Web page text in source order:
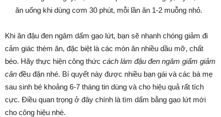
ăn uống khi dùng cơm 30 phút, mỗi lần ăn 1-2 muỗng nhỏ.
Khi ăn đậu đen ngâm dấm gạo lứt, bạn sẽ nhanh chóng giảm đi
cảm giác thèm ăn, đặc biệt là các món ăn nhiều dầu mỡ, chất
béo. Hãy thực hiện công thức cách làm đậu đen ngâm giấm giảm
cân đều đặn nhé. Bí quyết này được nhiều bạn gái và các bà mẹ
sau sinh bé khoảng 6-7 tháng tin dùng và cho hiệu quả rất tích
cực. Điều quan trọng ở đây chính là tìm dấm bằng gạo lứt mới
cho công hiệu nhé.